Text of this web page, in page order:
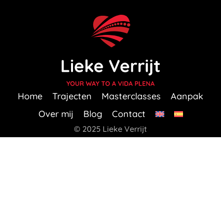
Home Trajecten Masterclasses
Aanpak
Over mij
Blog Contact
© 2025 Lieke Verrijt